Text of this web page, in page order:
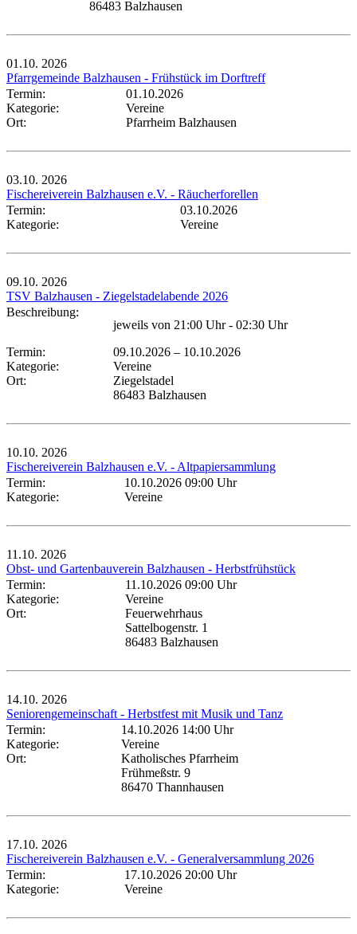
86483 Balzhausen
01.10. 2026
Pfarrgemeinde Balzhausen - Frühstück im Dorftreff
Termin:
01.10.2026
Kategorie:
Vereine
Ort:
Pfarrheim Balzhausen
03.10. 2026
Fischereiverein Balzhausen e.V. - Räucherforellen
Termin:
03.10.2026
Kategorie:
Vereine
09.10. 2026
TSV Balzhausen - Ziegelstadelabende 2026
Beschreibung:
jeweils von 21:00 Uhr - 02:30 Uhr
Termin:
09.10.2026 – 10.10.2026
Kategorie:
Vereine
Ort:
Ziegelstadel
86483 Balzhausen
10.10. 2026
Fischereiverein Balzhausen e.V. - Altpapiersammlung
Termin:
10.10.2026 09:00 Uhr
Kategorie:
Vereine
11.10. 2026
Obst- und Gartenbauverein Balzhausen - Herbstfrühstück
Termin:
11.10.2026 09:00 Uhr
Kategorie:
Vereine
Ort:
Feuerwehrhaus
Sattelbogenstr. 1
86483 Balzhausen
14.10. 2026
Seniorengemeinschaft - Herbstfest mit Musik und Tanz
Termin:
14.10.2026 14:00 Uhr
Kategorie:
Vereine
Ort:
Katholisches Pfarrheim
Frühmeßstr. 9
86470 Thannhausen
17.10. 2026
Fischereiverein Balzhausen e.V. - Generalversammlung 2026
Termin:
17.10.2026 20:00 Uhr
Kategorie:
Vereine